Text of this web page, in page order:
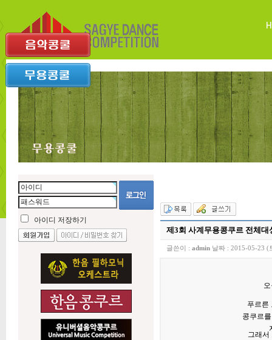
아이디 저장하기
제3회 사계무용콩쿠르 전체
글쓴이 : admin날짜 : 2015-05-23 (
푸르른
콩쿠르
그래서